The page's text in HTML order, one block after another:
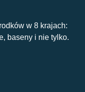
w 8 krajach:
baseny i nie tylko.